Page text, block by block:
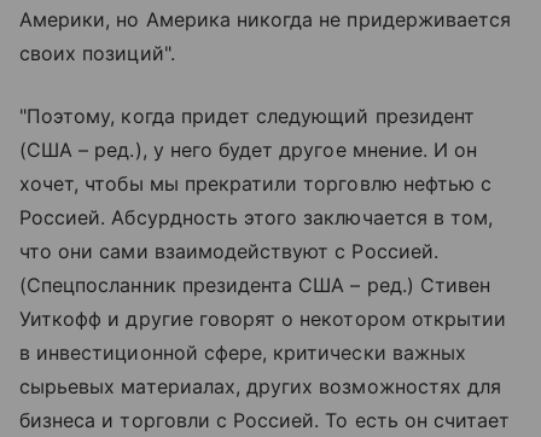
Америки, но Америка никогда не придерживается
своих позиций".
"Поэтому, когда придет следующий президент
(США – ред.), у него будет другое мнение. И он
хочет, чтобы мы прекратили торговлю нефтью с
Россией. Абсурдность этого заключается в том,
что они сами взаимодействуют с Россией.
(Спецпосланник президента США – ред.) Стивен
Уиткофф и другие говорят о некотором открытии
в инвестиционной сфере, критически важных
сырьевых материалах, других возможностях для
бизнеса и торговли с Россией. То есть он считает